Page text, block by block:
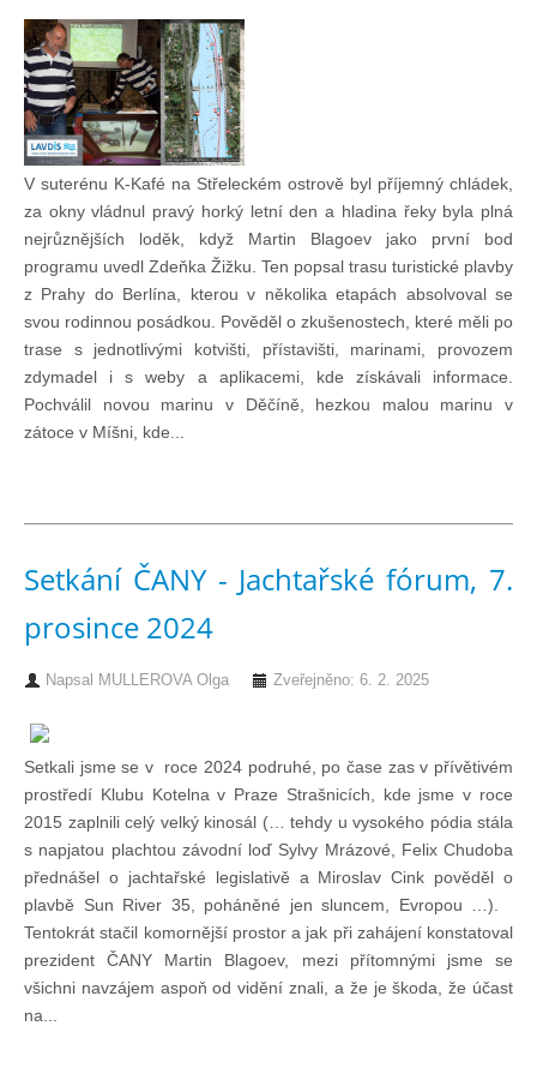
Technika lodí
Přednášky
O plavbách českých jachtařů
Převzaté články ze zahraničí
Ostatní články
Plavební oblasti
Knihovna
Knihy k prodeji
Kontakt
Bazar
Mé inzeráty
V suterénu K-Kafé na Střeleckém ostrově byl příjemný chládek,
za okny vládnul pravý horký letní den a hladina řeky byla plná
nejrůznějších loděk, když Martin Blagoev jako první bod
programu uvedl Zdeňka Žižku. Ten popsal trasu turistické plavby
z Prahy do Berlína, kterou v několika etapách absolvoval se
svou rodinnou posádkou. Pověděl o zkušenostech, které měli po
trase s jednotlivými kotvišti, přístavišti, marinami, provozem
zdymadel i s weby a aplikacemi, kde získávali informace.
Pochválil novou marinu v Děčíně, hezkou malou marinu v
zátoce v Míšni, kde...
Setkání ČANY - Jachtařské fórum, 7.
prosince 2024
Napsal MULLEROVA Olga Zveřejněno: 6. 2. 2025
Setkali jsme se v roce 2024 podruhé, po čase zas v přívětivém
prostředí Klubu Kotelna v Praze Strašnicích, kde jsme v roce
2015 zaplnili celý velký kinosál (… tehdy u vysokého pódia stála
s napjatou plachtou závodní loď Sylvy Mrázové, Felix Chudoba
přednášel o jachtařské legislativě a Miroslav Cink pověděl o
plavbě Sun River 35, poháněné jen sluncem, Evropou …).
Tentokrát stačil komornější prostor a jak při zahájení konstatoval
prezident ČANY Martin Blagoev, mezi přítomnými jsme se
všichni navzájem aspoň od vidění znali, a že je škoda, že účast
na...